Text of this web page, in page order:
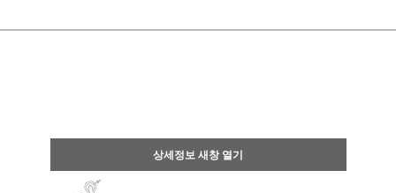
상세정보 새창 열기